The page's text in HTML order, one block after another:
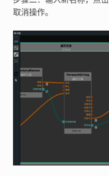
取消操作。